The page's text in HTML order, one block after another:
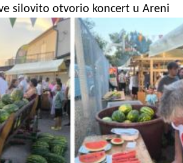
silovito otvorio koncert u Areni